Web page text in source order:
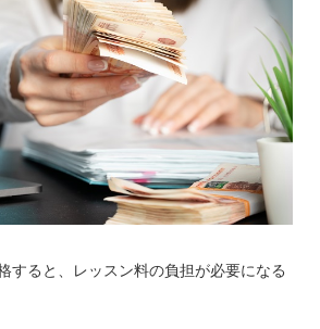
すると、レッスン料の負担が必要になる